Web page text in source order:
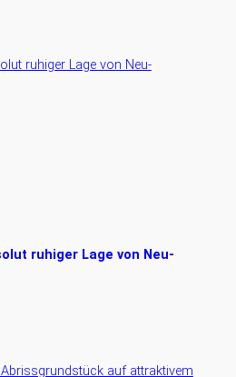
ruhiger Lage von Neu-